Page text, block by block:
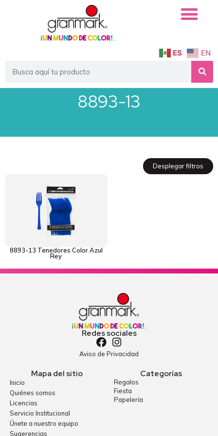
ES EN
8893-13
Desplegar filtros
8893-13 Tenedores Color Azul
Rey
Redes sociales
Aviso de Privacidad
Mapa del sitio
Inicio
Quiénes somos
Licencias
Servicio Institucional
Únete a nuestro equipo
Sugerencias
Categorías
Regalos
Fiesta
Papelería